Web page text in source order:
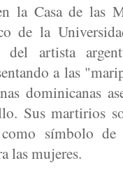
la Casa de las
de la
del artista
a las
dominicanas
Sus martirios
símbolo de
las mujeres.